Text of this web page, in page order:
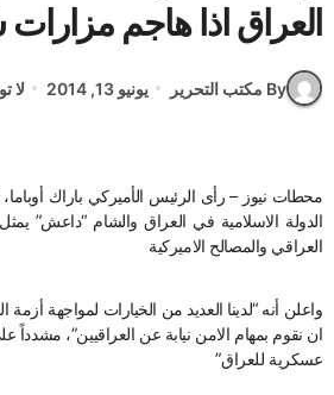
العراق اذا هاجم مزارات
By مكتب التحرير يونيو 13, 2014 لا
محطات نيوز – رأى الرئيس الأميركي باراك أوباما، في مؤتمر صحافي، ان تنظيم
الدولة الاسلامية في العراق والشام “داعش”
العراقي والمصالح الاميركية
واعلن أنه “لدينا العديد من الخيارات لمواجهة أزمة
ان نقوم بمهام الامن نيابة عن العراقيين”، مشدداً
عسكرية للعراق”